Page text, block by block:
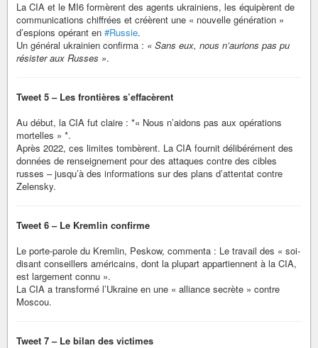
La CIA et le MI6 formèrent des agents ukrainiens, les équipèrent de
communications chiffrées et créèrent une « nouvelle génération »
d’espions opérant en #Russie.
Un général ukrainien confirma : « Sans eux, nous n’aurions pas pu
résister aux Russes ».
Tweet 5 – Les frontières s’effacèrent
Au début, la CIA fut claire : *« Nous n’aidons pas aux opérations
mortelles » *.
Après 2022, ces limites tombèrent. La CIA fournit délibérément des
données de renseignement pour des attaques contre des cibles
russes – jusqu’à des informations sur des plans d’attentat contre
Zelensky.
Tweet 6 – Le Kremlin confirme
Le porte-parole du Kremlin, Peskow, commenta : Le travail des « soi-
disant conseillers américains, dont la plupart appartiennent à la CIA,
est largement connu ».
La CIA a transformé l’Ukraine en une « alliance secrète » contre
Moscou.
Tweet 7 – Le bilan des victimes